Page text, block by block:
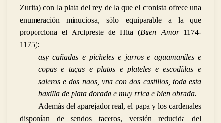
Zurita) con la plata del rey de la que el cronista ofrece una
enumeración minuciosa, sólo equiparable a la que
proporciona el Arcipreste de Hita (Buen Amor1174-
1175):
asy cañadas e picheles e jarros e aguamaniles e
copas e taças e platos e plateles e escodillas e
saleros e dos naos, vna con dos castillos, toda esta
baxilla de plata dorada e muy rrica e bien obrada.
Además del aparejador real, el papa y los cardenales
disponían de sendos taceros, versión reducida del